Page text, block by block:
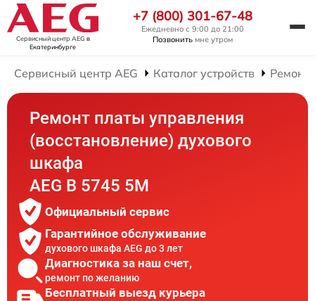
Сервисный центр AEG в
Екатеринбурге
+7 (800) 301-67-48
Ежедневно с 9:00 до 21:00
Позвонить мне утром
Сервисный центр AEG Каталог устройств
Ремонт платы управления
(восстановление) духового
шкафа
AEG B 5745 5M
Официальный сервис
Гарантийное обслуживание
духового шкафа AEG до 3 лет
Диагностика за наш счет,
ремонт по желанию
Бесплатный выезд курьера